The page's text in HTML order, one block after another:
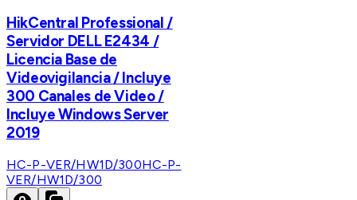
HikCentral Professional /
Servidor DELL E2434 /
Licencia Base de
Videovigilancia / Incluye
300 Canales de Video /
Incluye Windows Server
2019
HC-P-VER/HW1D/300HC-P-
VER/HW1D/300